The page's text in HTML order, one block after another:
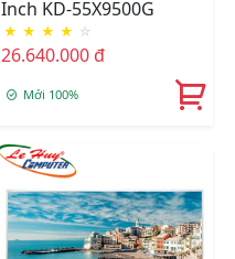
Inch KD-55X9500G
★ ★ ★ ★ ☆
26.640.000 đ
Mới 100%